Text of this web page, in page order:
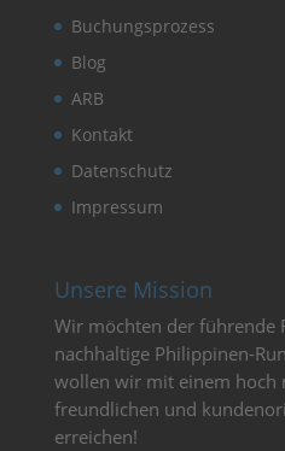
Buchungsprozess
Blog
ARB
Kontakt
Datenschutz
Impressum
Unsere Mission
Wir möchten der führende
nachhaltige Philippinen-
wollen wir mit einem hoch
freundlichen und
erreichen!